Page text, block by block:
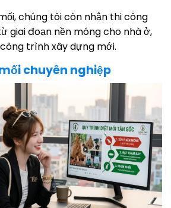
chúng tôi còn nhận thi công
giai đoạn nền móng cho nhà ở,
trình xây dựng mới.
chuyên nghiệp